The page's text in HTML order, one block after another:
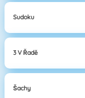
Sudoku
3 V Řadě
Šachy